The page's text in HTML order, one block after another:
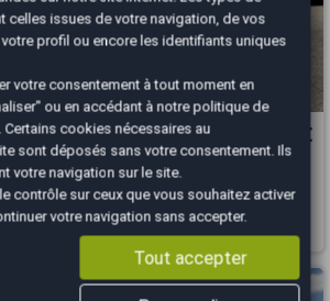
9 500 €
DSG7 - 1ère main
ESSENCE Automatique
celles issues de votre navigation, de vos
profil ou encore les identifiants uniques
votre consentement à tout moment en
ou en accédant à notre politique de
. Certains cookies nécessaires au
sont déposés sans votre consentement. Ils
votre navigation sur le site.
contrôle sur ceux que vous souhaitez activer
votre navigation sans accepter.
Tout accepter